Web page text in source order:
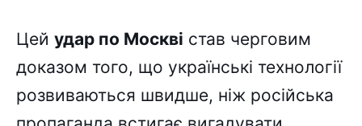
Цей удар по Москві став черговим
доказом того, що українські технології
розвиваються швидше, ніж російська